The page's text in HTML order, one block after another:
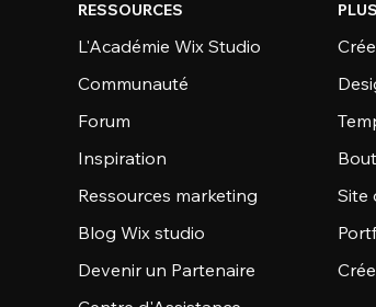
RESSOURCES
L'Académie Wix Studio
Communauté
Forum
Inspiration
Ressources marketing
Blog Wix studio
Devenir un Partenaire
Site